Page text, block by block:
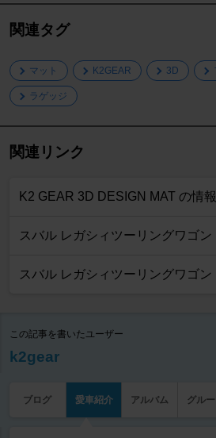
関連タグ
マット K2GEAR 3D
ラゲッジ
関連リンク
K2 GEAR 3D DESIGN MAT の情
スバル レガシィツーリングワゴン
スバル レガシィツーリングワゴン
この記事を書いたユーザー
k2gear
ブログ 愛車紹介 アルバム グル